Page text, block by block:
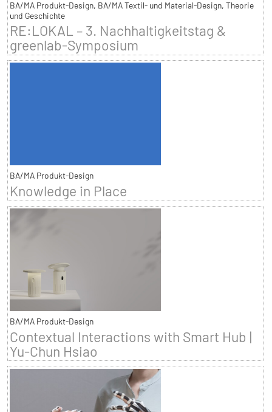
BA/MA Produkt-Design, BA/MA Textil- und Material-Design, Theorie
und Geschichte
RE:LOKAL – 3. Nachhaltigkeitstag &
greenlab-Symposium
BA/MA Produkt-Design
Knowledge in Place
BA/MA Produkt-Design
Contextual Interactions with Smart Hub |
Yu-Chun Hsiao